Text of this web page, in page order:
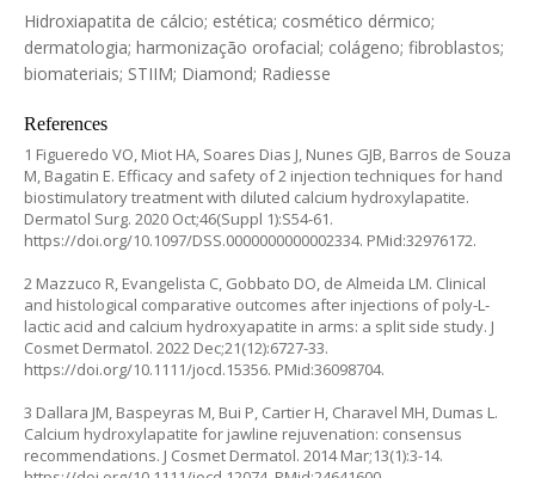
Hidroxiapatita de cálcio; estética; cosmético dérmico;
dermatologia; harmonização orofacial; colágeno; fibroblastos;
biomateriais; STIIM; Diamond; Radiesse
References
1 Figueredo VO, Miot HA, Soares Dias J, Nunes GJB, Barros de Souza
M, Bagatin E. Efficacy and safety of 2 injection techniques for hand
biostimulatory treatment with diluted calcium hydroxylapatite.
Dermatol Surg. 2020 Oct;46(Suppl 1):S54-61.
https://doi.org/10.1097/DSS.0000000000002334. PMid:32976172.
2 Mazzuco R, Evangelista C, Gobbato DO, de Almeida LM. Clinical
and histological comparative outcomes after injections of poly-L-
lactic acid and calcium hydroxyapatite in arms: a split side study. J
Cosmet Dermatol. 2022 Dec;21(12):6727-33.
https://doi.org/10.1111/jocd.15356. PMid:36098704.
3 Dallara JM, Baspeyras M, Bui P, Cartier H, Charavel MH, Dumas L.
Calcium hydroxylapatite for jawline rejuvenation: consensus
recommendations. J Cosmet Dermatol. 2014 Mar;13(1):3-14.